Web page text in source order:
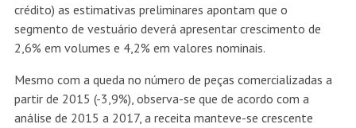
crédito) as estimativas preliminares apontam que o
segmento de vestuário deverá apresentar crescimento de
2,6% em volumes e 4,2% em valores nominais.
Mesmo com a queda no número de peças comercializadas a
partir de 2015 (-3,9%), observa-se que de acordo com a
análise de 2015 a 2017, a receita manteve-se crescente